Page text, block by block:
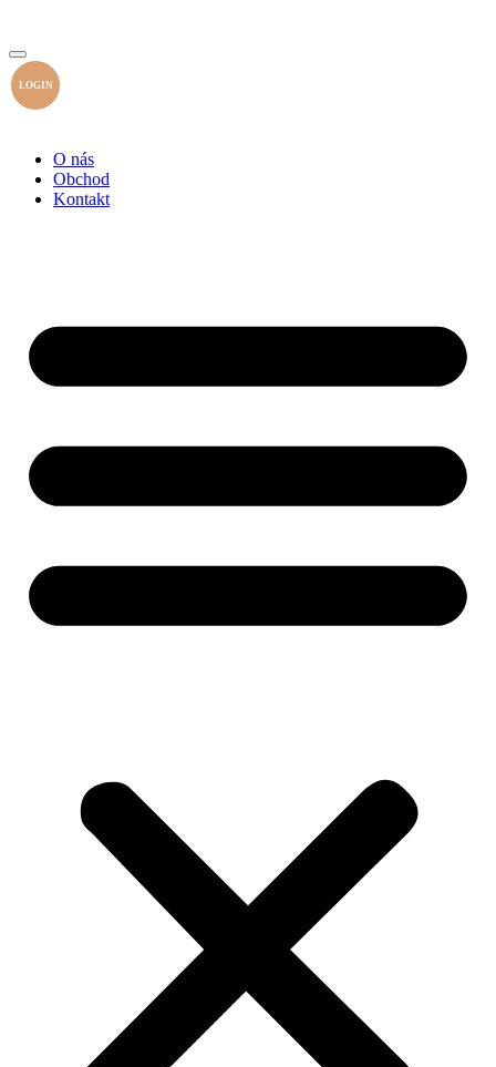
LOGIN
O nás
Obchod
Kontakt